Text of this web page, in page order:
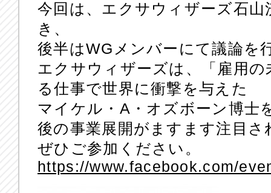
今回は、エクサウィザーズ石
き、
後半はWGメンバーにて議論を
エクサウィザーズは、「雇用
る仕事で世界に衝撃を与えた
マイケル・A・オズボーン博士
後の事業展開がますます注目さ
ぜひご参加ください。
https://www.facebook.com/